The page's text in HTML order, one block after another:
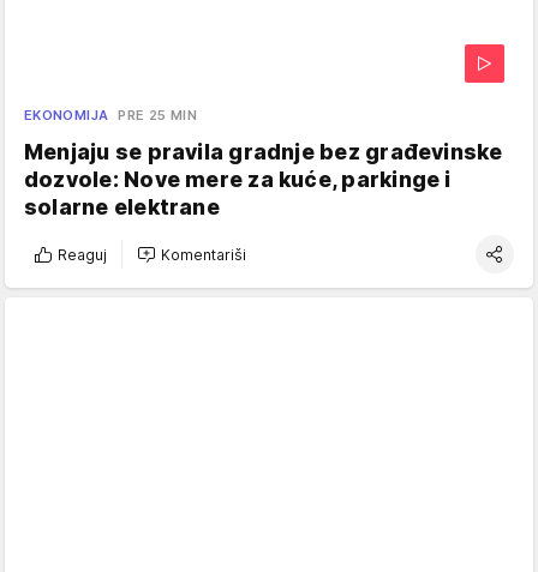
EKONOMIJA PRE 25 MIN
Menjaju se pravila gradnje bez građevinske
dozvole: Nove mere za kuće, parkinge i
solarne elektrane
Reaguj Komentariši